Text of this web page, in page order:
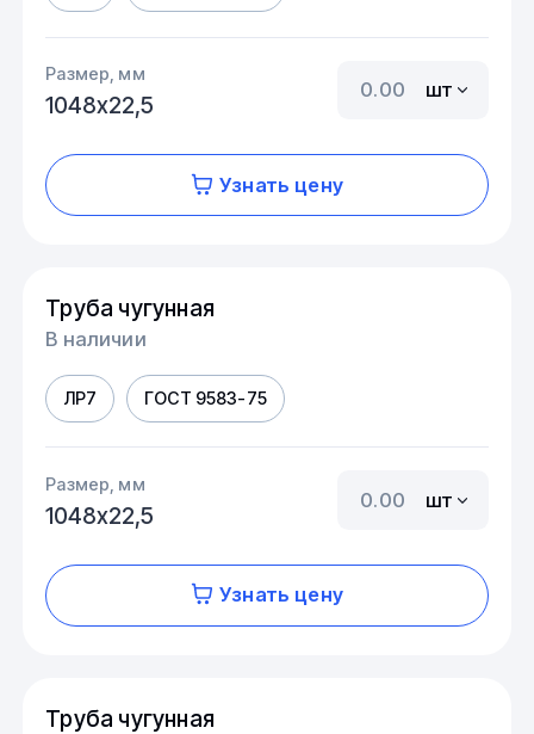
Размер, мм
1048х22,5
шт
Узнать цену
Труба чугунная
В наличии
ЛР7 ГОСТ 9583-75
Размер, мм
1048х22,5
шт
Узнать цену
Труба чугунная